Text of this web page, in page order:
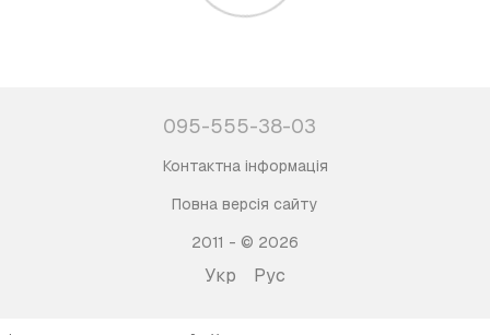
095-555-38-03
Контактна інформація
Повна версія сайту
2011 - © 2026
Укр Рус